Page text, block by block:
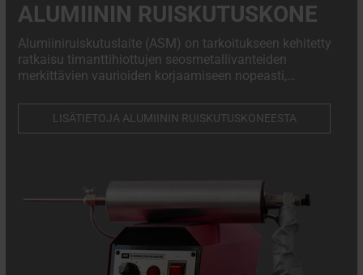
ALUMIININ RUISKUTUSKONE
Alumiiniruiskutuslaite (ASM) on tarkoitukseen kehitetty
ratkaisu timanttihiottujen seosmetallivanteiden
merkittävien vaurioiden korjaamiseen nopeasti,
LISÄTIETOJA ALUMIININ RUISKUTUSKONEESTA